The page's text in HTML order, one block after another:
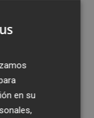
por
nivel del
por
mejor que
de montaña
en su